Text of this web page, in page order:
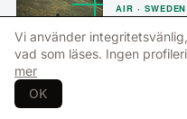
AIR · SWEDEN
Fem
Vi använder
vad som läses. Ingen
mer
OK